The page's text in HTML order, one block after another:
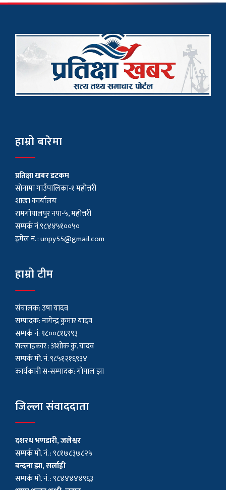
हाम्रो बारेमा
प्रतिक्षा खबर डटकम
सोनामा गाउँपालिका-१ महोत्तरी
शाखा कार्यालय
रामगोपालपुर नपा-५, महोत्तरी
सम्पर्क नं.९८४४५१००५०
इमेल नं. :unpy55@gmail.com
हाम्रो टीम
संचालक: उषा यादव
सम्पादक: नागेन्द्र कुमार यादव
सम्पर्क नं: ९८००८१६९९३
सल्लाहकार : अशाेक कु. यादव
सम्पर्क मो. नं. ९८५१२१६९३४
कार्यकारी स-सम्पादक: गोपाल झा
जिल्ला संवाददाता
दशरथ भणडारी, जलेश्वर
सम्पर्क मो. नं. : ९८१७८३७८२५
बन्दना झा, सर्लाही
सम्पर्क मो. नं. : ९८४४४४४९६३